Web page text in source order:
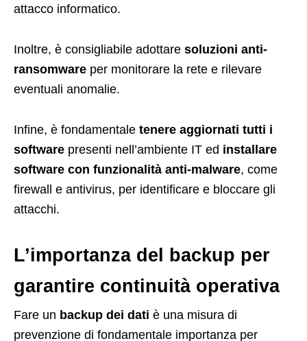
attacco informatico.
Inoltre, è consigliabile adottare soluzioni anti-
ransomware per monitorare la rete e rilevare
eventuali anomalie.
Infine, è fondamentale tenere aggiornati tutti i
software presenti nell’ambiente IT ed installare
software con funzionalità anti-malware, come
firewall e antivirus, per identificare e bloccare gli
attacchi.
L’importanza del backup per
garantire continuità operativa
Fare un backup dei dati è una misura di
prevenzione di fondamentale importanza per